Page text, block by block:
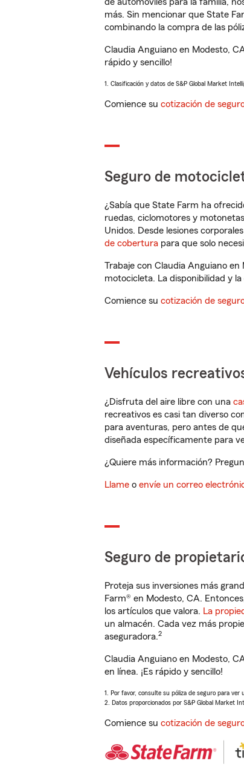
más. Sin mencionar que State
combinando la compra de las
Claudia Anguiano en Modesto,
rápido y sencillo!
1. Clasificación y datos de S&P Global Market
Comience su cotización de
Seguro de
¿Sabía que State Farm ha
ruedas, ciclomotores y
Unidos. Desde lesiones
de cobertura para que solo
Trabaje con Claudia Anguiano
motocicleta. La disponibilidad y
Comience su cotización de
Vehículos
¿Disfruta del aire libre con una
recreativos es casi tan diverso
para aventuras, pero antes de
diseñada específicamente para
¿Quiere más información?
Llame o envíe un correo
Seguro de
Proteja sus inversiones más
Farm® en Modesto, CA.
los artículos que valora. La
un almacén. Cada vez más
aseguradora.2
Claudia Anguiano en Modesto,
en línea. ¡Es rápido y sencillo!
1. Por favor, consulte su póliza de seguro para
2. Datos proporcionados por S&P Global Market
Comience su cotización de